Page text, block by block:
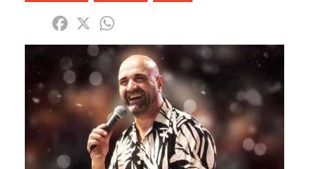
Share Facebook
X
Imagen